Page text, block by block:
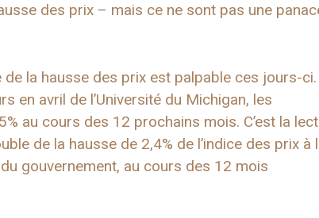
des prix – mais ce ne sont pas une
de la hausse des prix est palpable ces jours-ci.
en avril de l’Université du Michigan, les
au cours des 12 prochains mois. C’est la
de la hausse de 2,4% de l’indice des prix à
gouvernement, au cours des 12 mois